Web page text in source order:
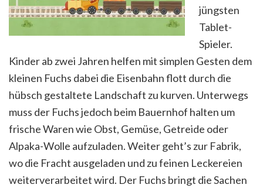
jüngsten
Tablet-
Spieler.
Kinder ab zwei Jahren helfen mit simplen Gesten dem
kleinen Fuchs dabei die Eisenbahn flott durch die
hübsch gestaltete Landschaft zu kurven. Unterwegs
muss der Fuchs jedoch beim Bauernhof halten um
frische Waren wie Obst, Gemüse, Getreide oder
Alpaka-Wolle aufzuladen. Weiter geht’s zur Fabrik,
wo die Fracht ausgeladen und zu feinen Leckereien
weiterverarbeitet wird. Der Fuchs bringt die Sachen